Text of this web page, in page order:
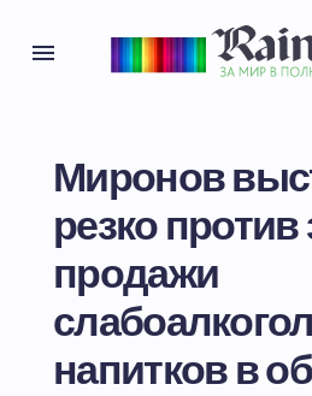
Миронов
резко против
продажи
напитков в